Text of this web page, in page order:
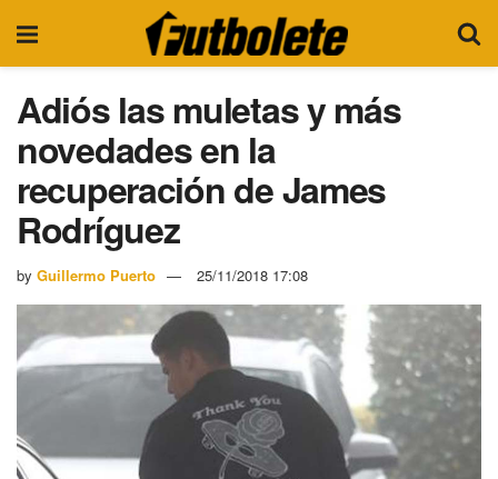
Adiós las muletas y más
novedades en la
recuperación de James
Rodríguez
by Guillermo Puerto 25/11/2018 17:08